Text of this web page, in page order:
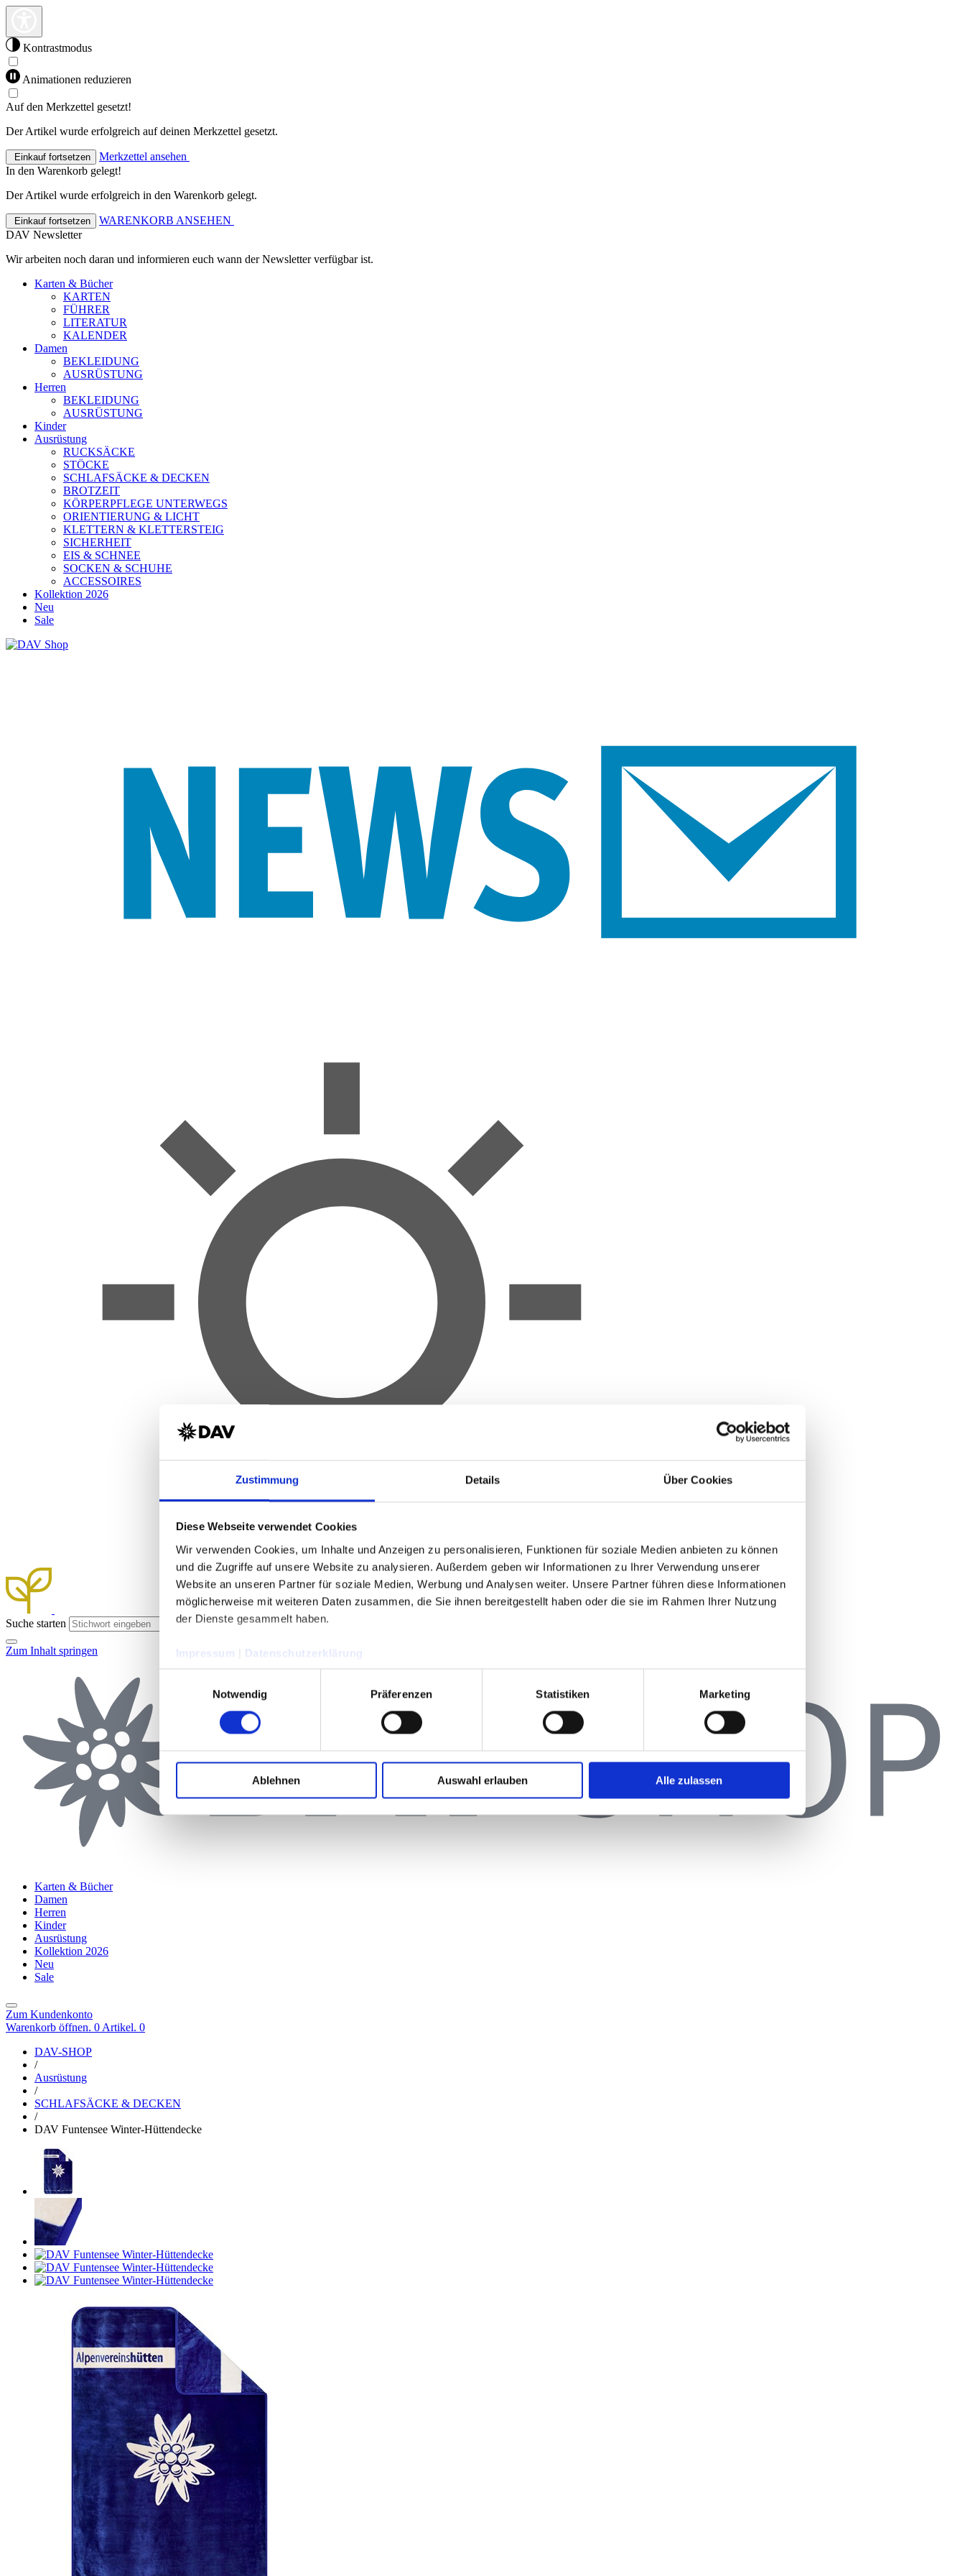
Zustimmung Details Über Cookies
Diese Webseite verwendet Cookies
Wir verwenden Cookies, um Inhalte und Anzeigen zu personalisieren, Funktionen für soziale Medien anbieten zu können
und die Zugriffe auf unsere Website zu analysieren. Außerdem geben wir Informationen zu Ihrer Verwendung unserer
Website an unseren Partner für soziale Medien, Werbung und Analysen weiter. Unsere Partner führen diese Informationen
möglicherweise mit weiteren Daten zusammen, die Sie ihnen bereitgestellt haben oder die sie im Rahmen Ihrer Nutzung
der Dienste gesammelt haben.
Impressum
Datenschutzerklärung
Notwendig
Präferenzen Statistiken Marketing
Ablehnen Auswahl erlauben Alle zulassen
Kontrastmodus
Animationen reduzieren
Auf den Merkzettel gesetzt!
Der Artikel wurde erfolgreich auf deinen Merkzettel gesetzt.
Einkauf fortsetzen
Merkzettel ansehen
In den Warenkorb gelegt!
Der Artikel wurde erfolgreich in den Warenkorb gelegt.
Einkauf fortsetzen
WARENKORB ANSEHEN
DAV Newsletter
Wir arbeiten noch daran und informieren euch wann der Newsletter verfügbar ist.
Karten & Bücher
KARTEN
FÜHRER
LITERATUR
KALENDER
Damen
BEKLEIDUNG
AUSRÜSTUNG
Herren
BEKLEIDUNG
AUSRÜSTUNG
Kinder
Ausrüstung
RUCKSÄCKE
STÖCKE
SCHLAFSÄCKE & DECKEN
BROTZEIT
KÖRPERPFLEGE UNTERWEGS
ORIENTIERUNG & LICHT
KLETTERN & KLETTERSTEIG
SICHERHEIT
EIS & SCHNEE
SOCKEN & SCHUHE
ACCESSOIRES
Kollektion 2026
Neu
Sale
Suche starten
Zum Inhalt springen
Karten & Bücher
Damen
Herren
Kinder
Ausrüstung
Kollektion 2026
Neu
Sale
Zum Kundenkonto
Warenkorb öffnen. 0 Artikel. 0
DAV-SHOP
/
Ausrüstung
/
SCHLAFSÄCKE & DECKEN
/
DAV Funtensee Winter-Hüttendecke